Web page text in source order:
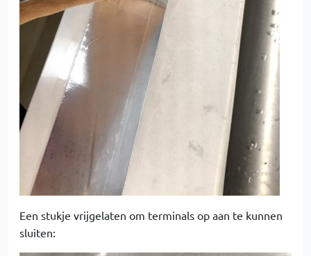
Een stukje vrijgelaten om terminals op aan te kunnen
sluiten: